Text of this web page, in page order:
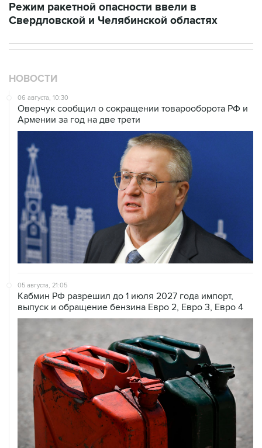
Режим ракетной опасности ввели в
Свердловской и Челябинской областях
НОВОСТИ
06 августа, 10:30
Оверчук сообщил о сокращении товарооборота РФ и
Армении за год на две трети
05 августа, 21:05
Кабмин РФ разрешил до 1 июля 2027 года импорт,
выпуск и обращение бензина Евро 2, Евро 3, Евро 4